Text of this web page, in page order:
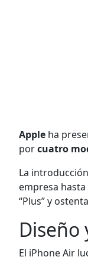
Apple ha
porcuatro
La
empresa
“Plus” y
Diseño
El iPhone Air